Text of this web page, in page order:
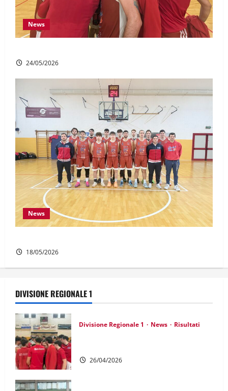
News
24/05/2026
News
18/05/2026
DIVISIONE REGIONALE 1
Divisione Regionale 1 News Risultati
26/04/2026